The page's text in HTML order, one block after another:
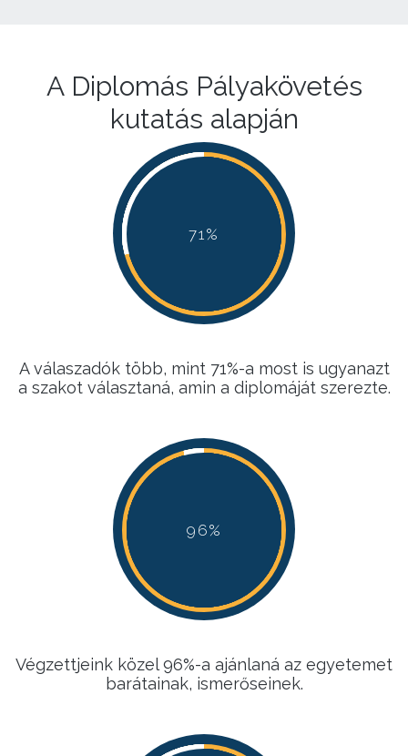
A Diplomás Pályakövetés
kutatás alapján
71%
71%
71%
71%
A válaszadók több, mint 71%-a most is ugyanazt
a szakot választaná, amin a diplomáját szerezte.
96%
96%
96%
96%
Végzettjeink közel 96%-a ajánlaná az egyetemet
barátainak, ismerőseinek.